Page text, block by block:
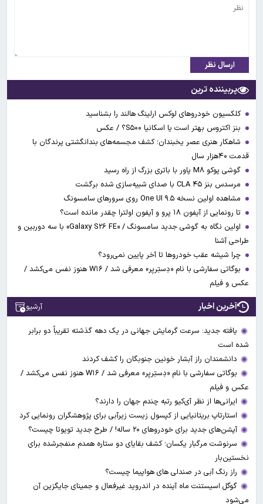
ارسال نظر
پربیننده ترین
کلکسیون خودروهای لوکس ارلینگ هالند را بشناسید
بنز اکتروس بهتر است یا اسکانیا S۵۰۰؟ / عکس
شاهکار هنری عصر یخبندان؛ کشف مجسمه‌های بندانگشتی‌ پرندگان با
قدمت ۴۰هزار سال
گوشی پوکو M۸ پاور با باتری بزرگ از راه رسید
مرسدس بنز CLA ۴۵ با صدای شبیه‌سازی شده برگشت
مشاهده اولین نسخه One UI ۹.۵ روی سرورهای سامسونگ
تا رونمایی از آیفون ۱۸ پرو و آیفون اولترا چقدر مانده است؟
اولین نگاه به گوشی جدید سامسونگ / «Galaxy S۲۶ FE» با سه دوربین و
طراحی آشنا
چرا شیشه عقب خودروها تا آخر پایین نمی‌رود؟
بوگاتی سفارشی با نام «دِستِریِر» معرفی شد / W۱۶ هنوز نفس می‌کشد /
عکس و فیلم
آخرین اخبار آرشیو
یافته جدید: سرعت گرمایش جهانی در یک دهه گذشته تقریباً دو برابر
شده است
دانشمندان راز آبشار خونین جنوبگان را کشف کردند
بوگاتی سفارشی با نام «دِستِریِر» معرفی شد / W۱۶ هنوز نفس می‌کشد /
عکس و فیلم
ایرانی‌ها از نظر آی‌کیو رتبه چندم جهان را دارند؟
استارتاپ بریتانیایی از کپسول زیست زیرآبی برای پژوهشگران رونمایی کرد
آپشن‌های جدید برای خودروهای ۲۰ ساله! / طرح جدید تویوتا چیست؟
سرنوشت مرگبار یکسان؛ کشف بقایای دو ستاره همدم منفجرشده برای
نخستین‌بار
راز رنگ آبی در صندلی های هواپیما چیست؟
گوگل اسیستنت ماه آینده در اندروید غیرفعال و جمینای جایگزین آن
می‌شود